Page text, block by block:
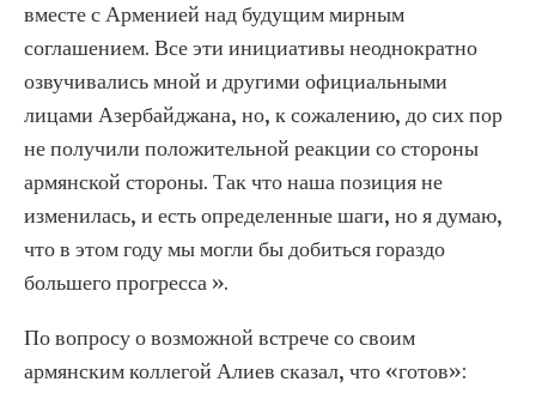
вместе с Арменией над будущим мирным
соглашением. Все эти инициативы неоднократно
озвучивались мной и другими официальными
лицами Азербайджана, но, к сожалению, до сих пор
не получили положительной реакции со стороны
армянской стороны. Так что наша позиция не
изменилась, и есть определенные шаги, но я думаю,
что в этом году мы могли бы добиться гораздо
большего прогресса ».
По вопросу о возможной встрече со своим
армянским коллегой Алиев сказал, что «готов»: